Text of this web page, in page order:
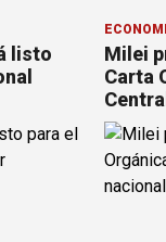
listo
Milei
Carta